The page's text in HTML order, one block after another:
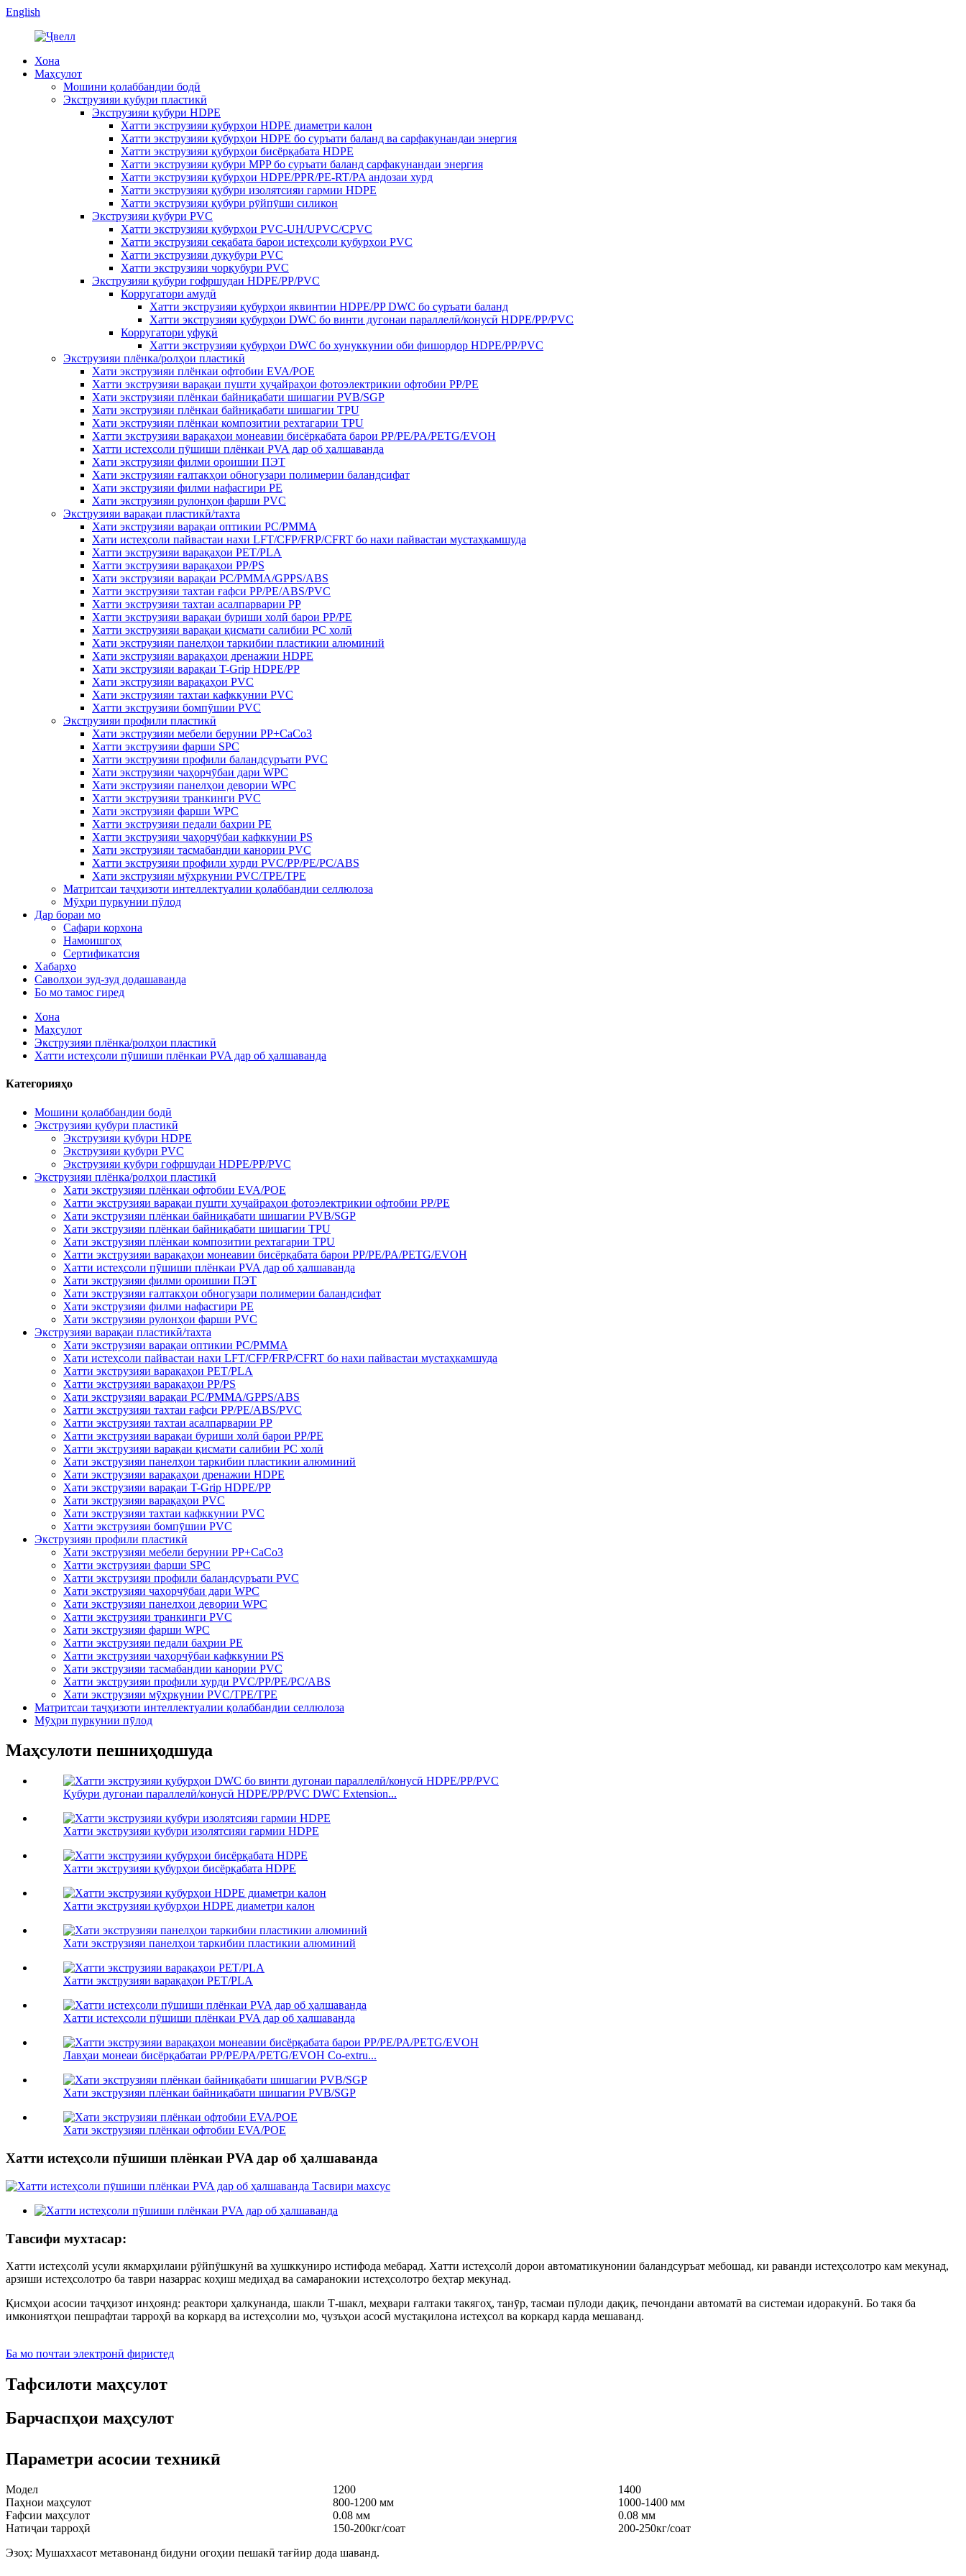
English
Хона
Маҳсулот
Мошини қолаббандии бодӣ
Экструзияи қубури пластикӣ
Экструзияи қубури HDPE
Хатти экструзияи қубурҳои HDPE диаметри калон
Хатти экструзияи қубурҳои HDPE бо суръати баланд ва сарфакунандаи энергия
Хатти экструзияи қубурҳои бисёрқабата HDPE
Хатти экструзияи қубури MPP бо суръати баланд сарфакунандаи энергия
Хатти экструзияи қубурҳои HDPE/PPR/PE-RT/PA андозаи хурд
Хатти экструзияи қубури изолятсияи гармии HDPE
Хатти экструзияи қубури рӯйпӯши силикон
Экструзияи қубури PVC
Хатти экструзияи қубурҳои PVC-UH/UPVC/CPVC
Хатти экструзияи сеқабата барои истеҳсоли қубурҳои PVC
Хатти экструзияи дуқубури PVC
Хатти экструзияи чорқубури PVC
Экструзияи қубури гофршудаи HDPE/PP/PVC
Корругатори амудӣ
Хатти экструзияи қубурҳои яквинтии HDPE/PP DWC бо суръати баланд
Хатти экструзияи қубурҳои DWC бо винти дугонаи параллелӣ/конусӣ HDPE/PP/PVC
Корругатори уфуқӣ
Хатти экструзияи қубурҳои DWC бо хунуккунии оби фишордор HDPE/PP/PVC
Экструзияи плёнка/ролҳои пластикӣ
Хати экструзияи плёнкаи офтобии EVA/POE
Хатти экструзияи варақаи пушти ҳуҷайраҳои фотоэлектрикии офтобии PP/PE
Хати экструзияи плёнкаи байниқабати шишагии PVB/SGP
Хати экструзияи плёнкаи байниқабати шишагии TPU
Хати экструзияи плёнкаи композитии рехтагарии TPU
Хатти экструзияи варақаҳои монеавии бисёрқабата барои PP/PE/PA/PETG/EVOH
Хатти истеҳсоли пӯшиши плёнкаи PVA дар об ҳалшаванда
Хати экструзияи филми ороишии ПЭТ
Хати экструзияи ғалтакҳои обногузари полимерии баландсифат
Хати экструзияи филми нафасгири PE
Хати экструзияи рулонҳои фарши PVC
Экструзияи варақаи пластикӣ/тахта
Хати экструзияи варақаи оптикии PC/PMMA
Хати истеҳсоли пайвастаи нахи LFT/CFP/FRP/CFRT бо нахи пайвастаи мустаҳкамшуда
Хатти экструзияи варақаҳои PET/PLA
Хатти экструзияи варақаҳои PP/PS
Хати экструзияи варақаи PC/PMMA/GPPS/ABS
Хатти экструзияи тахтаи ғафси PP/PE/ABS/PVC
Хатти экструзияи тахтаи асалпарварии PP
Хатти экструзияи варақаи буриши холӣ барои PP/PE
Хатти экструзияи варақаи қисмати салибии PC холӣ
Хати экструзияи панелҳои таркибии пластикии алюминий
Хати экструзияи варақаҳои дренажии HDPE
Хати экструзияи варақаи T-Grip HDPE/PP
Хати экструзияи варақаҳои PVC
Хати экструзияи тахтаи кафккунии PVC
Хатти экструзияи бомпӯшии PVC
Экструзияи профили пластикӣ
Хати экструзияи мебели берунии PP+CaCo3
Хатти экструзияи фарши SPC
Хатти экструзияи профили баландсуръати PVC
Хати экструзияи чаҳорчӯбаи дари WPC
Хати экструзияи панелҳои девории WPC
Хатти экструзияи транкинги PVC
Хати экструзияи фарши WPC
Хатти экструзияи педали баҳрии PE
Хатти экструзияи чаҳорчӯбаи кафккунии PS
Хати экструзияи тасмабандии канории PVC
Хатти экструзияи профили хурди PVC/PP/PE/PC/ABS
Хати экструзияи мӯҳркунии PVC/TPE/TPE
Матритсаи таҷҳизоти интеллектуалии қолаббандии селлюлоза
Мӯҳри пуркунии пӯлод
Дар бораи мо
Сафари корхона
Намоишгоҳ
Сертификатсия
Хабарҳо
Саволҳои зуд-зуд додашаванда
Бо мо тамос гиред
Хона
Маҳсулот
Экструзияи плёнка/ролҳои пластикӣ
Хатти истеҳсоли пӯшиши плёнкаи PVA дар об ҳалшаванда
Категорияҳо
Мошини қолаббандии бодӣ
Экструзияи қубури пластикӣ
Экструзияи қубури HDPE
Экструзияи қубури PVC
Экструзияи қубури гофршудаи HDPE/PP/PVC
Экструзияи плёнка/ролҳои пластикӣ
Хати экструзияи плёнкаи офтобии EVA/POE
Хатти экструзияи варақаи пушти ҳуҷайраҳои фотоэлектрикии офтобии PP/PE
Хати экструзияи плёнкаи байниқабати шишагии PVB/SGP
Хати экструзияи плёнкаи байниқабати шишагии TPU
Хати экструзияи плёнкаи композитии рехтагарии TPU
Хатти экструзияи варақаҳои монеавии бисёрқабата барои PP/PE/PA/PETG/EVOH
Хатти истеҳсоли пӯшиши плёнкаи PVA дар об ҳалшаванда
Хати экструзияи филми ороишии ПЭТ
Хати экструзияи ғалтакҳои обногузари полимерии баландсифат
Хати экструзияи филми нафасгири PE
Хати экструзияи рулонҳои фарши PVC
Экструзияи варақаи пластикӣ/тахта
Хати экструзияи варақаи оптикии PC/PMMA
Хати истеҳсоли пайвастаи нахи LFT/CFP/FRP/CFRT бо нахи пайвастаи мустаҳкамшуда
Хатти экструзияи варақаҳои PET/PLA
Хатти экструзияи варақаҳои PP/PS
Хати экструзияи варақаи PC/PMMA/GPPS/ABS
Хатти экструзияи тахтаи ғафси PP/PE/ABS/PVC
Хатти экструзияи тахтаи асалпарварии PP
Хатти экструзияи варақаи буриши холӣ барои PP/PE
Хатти экструзияи варақаи қисмати салибии PC холӣ
Хати экструзияи панелҳои таркибии пластикии алюминий
Хати экструзияи варақаҳои дренажии HDPE
Хати экструзияи варақаи T-Grip HDPE/PP
Хати экструзияи варақаҳои PVC
Хати экструзияи тахтаи кафккунии PVC
Хатти экструзияи бомпӯшии PVC
Экструзияи профили пластикӣ
Хати экструзияи мебели берунии PP+CaCo3
Хатти экструзияи фарши SPC
Хатти экструзияи профили баландсуръати PVC
Хати экструзияи чаҳорчӯбаи дари WPC
Хати экструзияи панелҳои девории WPC
Хатти экструзияи транкинги PVC
Хати экструзияи фарши WPC
Хатти экструзияи педали баҳрии PE
Хатти экструзияи чаҳорчӯбаи кафккунии PS
Хати экструзияи тасмабандии канории PVC
Хатти экструзияи профили хурди PVC/PP/PE/PC/ABS
Хати экструзияи мӯҳркунии PVC/TPE/TPE
Матритсаи таҷҳизоти интеллектуалии қолаббандии селлюлоза
Мӯҳри пуркунии пӯлод
Маҳсулоти пешниҳодшуда
Қубури дугонаи параллелӣ/конусӣ HDPE/PP/PVC DWC Extension...
Хатти экструзияи қубури изолятсияи гармии HDPE
Хатти экструзияи қубурҳои бисёрқабата HDPE
Хатти экструзияи қубурҳои HDPE диаметри калон
Хати экструзияи панелҳои таркибии пластикии алюминий
Хатти экструзияи варақаҳои PET/PLA
Хатти истеҳсоли пӯшиши плёнкаи PVA дар об ҳалшаванда
Лавҳаи монеаи бисёрқабатаи PP/PE/PA/PETG/EVOH Co-extru...
Хати экструзияи плёнкаи байниқабати шишагии PVB/SGP
Хати экструзияи плёнкаи офтобии EVA/POE
Хатти истеҳсоли пӯшиши плёнкаи PVA дар об ҳалшаванда
Тавсифи мухтасар:
Хатти истеҳсолӣ усули якмарҳилаии рӯйпӯшкунӣ ва хушккуниро истифода мебарад. Хатти истеҳсолӣ дорои автоматикунонии баландсуръат мебошад, ки раванди истеҳсолотро кам мекунад,
арзиши истеҳсолотро ба таври назаррас коҳиш медиҳад ва самаранокии истеҳсолотро беҳтар мекунад.
Қисмҳои асосии таҷҳизот инҳоянд: реактори ҳалкунанда, шакли Т-шакл, меҳвари ғалтаки такягоҳ, танӯр, тасмаи пӯлоди дақиқ, печондани автоматӣ ва системаи идоракунӣ. Бо такя ба
имкониятҳои пешрафтаи тарроҳӣ ва коркард ва истеҳсолии мо, ҷузъҳои асосӣ мустақилона истеҳсол ва коркард карда мешаванд.
Ба мо почтаи электронӣ фиристед
Тафсилоти маҳсулот
Барчаспҳои маҳсулот
Параметри асосии техникӣ
Модел 1200
1400
Паҳнои маҳсулот
800-1200 мм
1000-1400 мм
Ғафсии маҳсулот
0.08 мм
0.08 мм
Натиҷаи тарроҳӣ
150-200кг/соат
200-250кг/соат
Эзоҳ: Мушаххасот метавонанд бидуни огоҳии пешакӣ тағйир дода шаванд.